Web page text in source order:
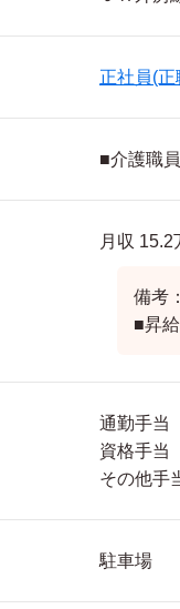
正社員(正
■介護職
月収
備考
■昇
通勤手当
資格手当
その他手
駐車場